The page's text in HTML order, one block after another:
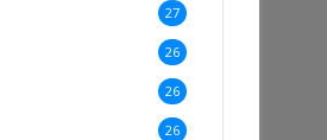
27
26
26
26